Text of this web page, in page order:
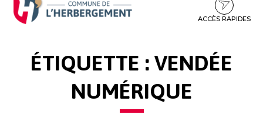
CONTENU
PIED
ACCÈS RAPIDES
ÉTIQUETTE : VENDÉE
NUMÉRIQUE